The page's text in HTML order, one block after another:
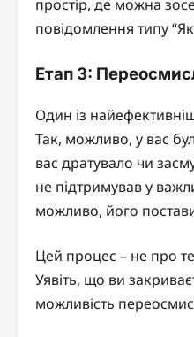
простір, де можна
повідомлення типу
Етап 3:
Один із
Так, можливо, у вас
вас дратувало чи
не підтримував у
можливо, його
Цей процес – не про
Уявіть, що ви
можливість